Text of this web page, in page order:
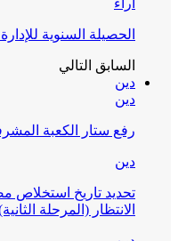
آراء
الحصيلة السنوية للإدارة
السابق التالي
دين
دين
رفع ستار الكعبة
دين
تحديد تاريخ استخلاص
الانتظار (المرحلة